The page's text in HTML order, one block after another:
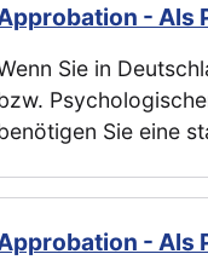
- Als
Sie in
Sie eine
- Als